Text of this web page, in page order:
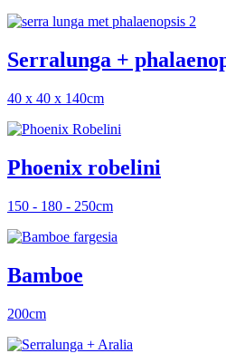
Serralunga +
40 x 40 x 140cm
Phoenix robelini
150 - 180 - 250cm
Bamboe
200cm